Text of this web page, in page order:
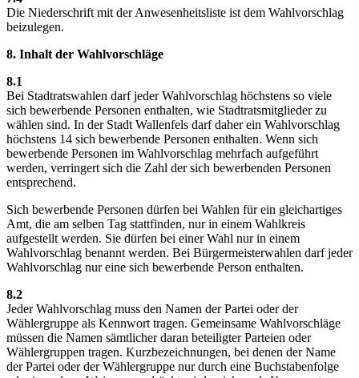
Die Niederschrift mit der Anwesenheitsliste ist dem Wahlvorschlag
beizulegen.
8. Inhalt der Wahlvorschläge
8.1
Bei Stadtratswahlen darf jeder Wahlvorschlag höchstens so viele
sich bewerbende Personen enthalten, wie Stadtratsmitglieder zu
wählen sind. In der Stadt Wallenfels darf daher ein Wahlvorschlag
höchstens 14 sich bewerbende Personen enthalten. Wenn sich
bewerbende Personen im Wahlvorschlag mehrfach aufgeführt
werden, verringert sich die Zahl der sich bewerbenden Personen
entsprechend.
Sich bewerbende Personen dürfen bei Wahlen für ein gleichartiges
Amt, die am selben Tag stattfinden, nur in einem Wahlkreis
aufgestellt werden. Sie dürfen bei einer Wahl nur in einem
Wahlvorschlag benannt werden. Bei Bürgermeisterwahlen darf jeder
Wahlvorschlag nur eine sich bewerbende Person enthalten.
8.2
Jeder Wahlvorschlag muss den Namen der Partei oder der
Wählergruppe als Kennwort tragen. Gemeinsame Wahlvorschläge
müssen die Namen sämtlicher daran beteiligter Parteien oder
Wählergruppen tragen. Kurzbezeichnungen, bei denen der Name
der Partei oder der Wählergruppe nur durch eine Buchstabenfolge